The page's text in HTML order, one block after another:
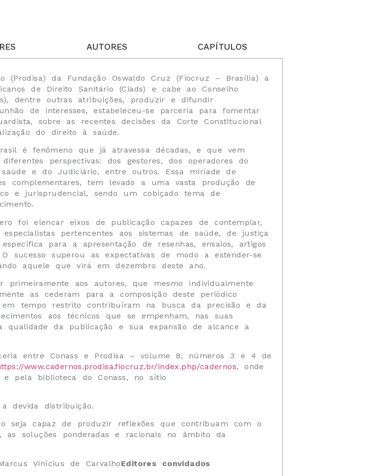
AUTORES CAPÍTULOS
(Prodisa) da Fundação Oswaldo Cruz (Fiocruz – Brasília) a
de Direito Sanitário (Ciads) e cabe ao Conselho
dentre outras atribuições, produzir e difundir
de interesses, estabeleceu-se parceria para fomentar
sobre as recentes decisões da Corte Constitucional
do direito à saúde.
é fenômeno que já atravessa décadas, e que vem
perspectivas: dos gestores, dos operadores do
e do Judiciário, entre outros. Essa miríade de
complementares, tem levado a uma vasta produção de
e jurisprudencial, sendo um cobiçado tema de
foi elencar eixos de publicação capazes de contemplar,
pertencentes aos sistemas de saúde, de justiça
para a apresentação de resenhas, ensaios, artigos
sucesso superou as expectativas de modo a estender-se
aquele que virá em dezembro deste ano.
primeiramente aos autores, que mesmo individualmente
as cederam para a composição deste periódico
em tempo restrito contribuíram na busca da precisão e da
aos técnicos que se empenham, nas suas
qualidade da publicação e sua expansão de alcance a
entre Conass e Prodisa – volume 8, números 3 e 4 de
www.cadernos.prodisa.fiocruz.br/index.php/cadernos, onde
pela biblioteca do Conass, no sítio
devida distribuição.
seja capaz de produzir reflexões que contribuam com o
as soluções ponderadas e racionais no âmbito da
Vinícius de CarvalhoEditores convidados